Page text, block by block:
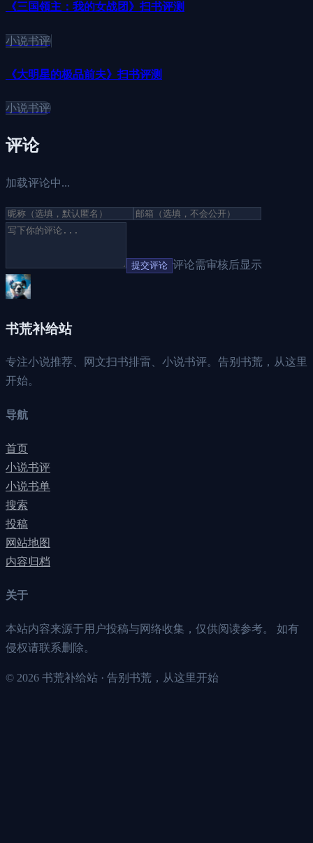
《三国领主：我的女战团》扫书评测
小说书评
《大明星的极品前夫》扫书评测
小说书评
评论
加载评论中...
提交评论 评论需审核后显示
书荒补给站
专注小说推荐、网文扫书排雷、小说书评。告别书荒，从这里
开始。
导航
首页
小说书评
小说书单
搜索
投稿
网站地图
内容归档
关于
本站内容来源于用户投稿与网络收集，仅供阅读参考。 如有
侵权请联系删除。
© 2026 书荒补给站 · 告别书荒，从这里开始